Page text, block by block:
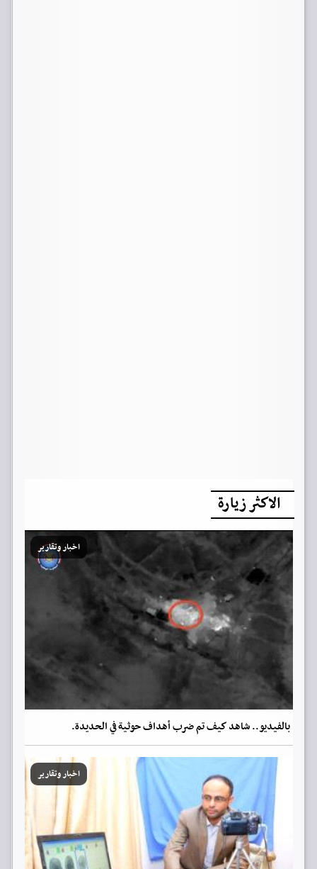
الاكثر زيارة
اخبار وتقارير
بالفيديو.. شاهد كيف تم ضرب أهداف حوثية في الحديدة.
اخبار وتقارير